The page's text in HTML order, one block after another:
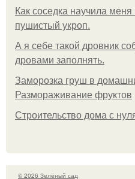
Как соседка научила
пушистый укроп.
А я себе такой дровник
дровами заполнять.
Заморозка груш в
Размораживание фруктов
Строительство дома с
© 2026 Зелёный сад